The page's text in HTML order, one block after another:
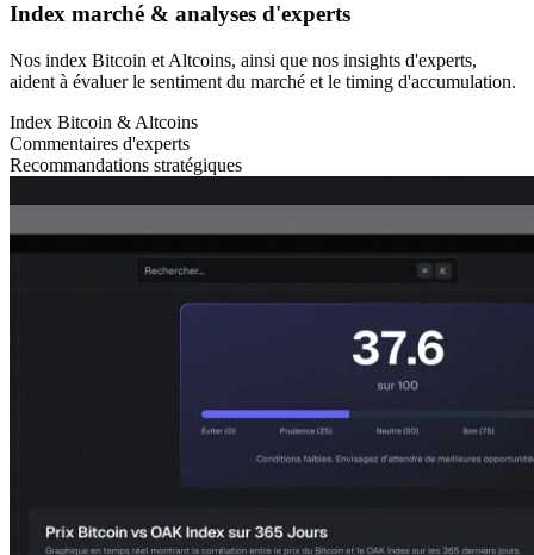
Index marché & analyses d'experts
Nos index Bitcoin et Altcoins, ainsi que nos insights d'experts,
aident à évaluer le sentiment du marché et le timing d'accumulation.
Index Bitcoin & Altcoins
Commentaires d'experts
Recommandations stratégiques